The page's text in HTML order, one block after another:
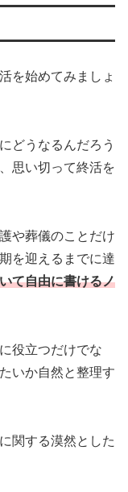
を始めてみましょ
どうなるんだろう
思い切って終活を
や葬儀のことだけ
を迎えるまでに達
て自由に書けるノ
役立つだけでな
いか自然と整理す
関する漠然とした